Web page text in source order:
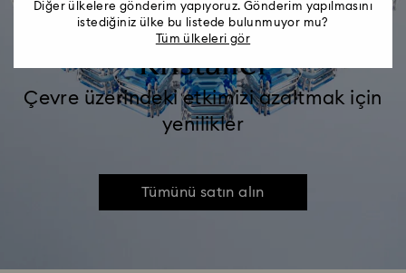
Swarovski ReCreated™
Kristaller
Çevre üzerindeki etkimizi azaltmak için
yenilikler
Tümünü satın alın
Diğer ülkelere gönderim yapıyoruz. Gönderim yapılmasını
istediğiniz ülke bu listede bulunmuyor mu?
Tüm ülkeleri gör